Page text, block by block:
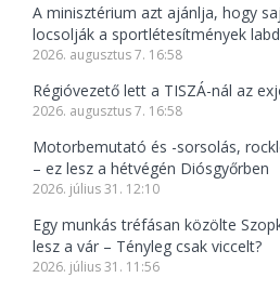
A minisztérium azt ajánlja, hogy
locsolják a sportlétesítmények
2026. augusztus 7. 16:58
Régióvezető lett a TISZÁ-nál az
2026. augusztus 7. 16:58
Motorbemutató és -sorsolás,
– ez lesz a hétvégén Diósgyőrben
2026. július 31. 12:10
Egy munkás tréfásan közölte
lesz a vár – Tényleg csak viccelt?
2026. július 31. 11:56